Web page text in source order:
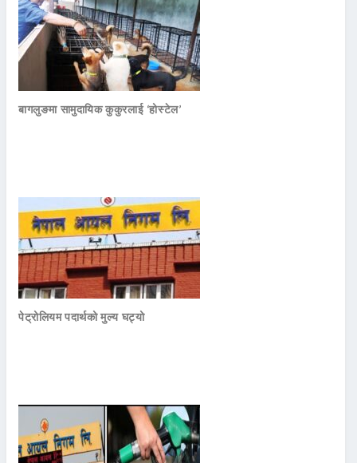
बागलुङमा सामुदायिक कुकुरलाई ‘होस्टेल’
पेट्रोलियम पदार्थको मुल्य घट्यो